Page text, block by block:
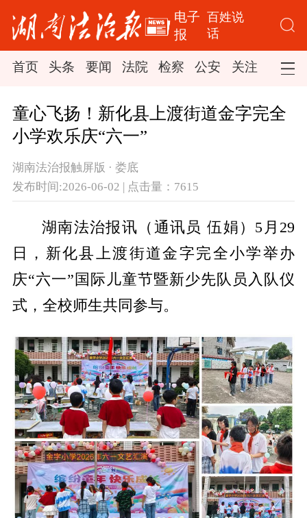
电子
报
百姓说
话
首页 头条 要闻 法院 检察 公安 关注 司法
童心飞扬！新化县上渡街道金字完全
小学欢乐庆“六一”
湖南法治报触屏版 · 娄底
发布时间:2026-06-02 | 点击量：7615
湖南法治报讯（通讯员 伍娟）5月29
日，新化县上渡街道金字完全小学举办
庆“六一”国际儿童节暨新少先队员入队仪
式，全校师生共同参与。